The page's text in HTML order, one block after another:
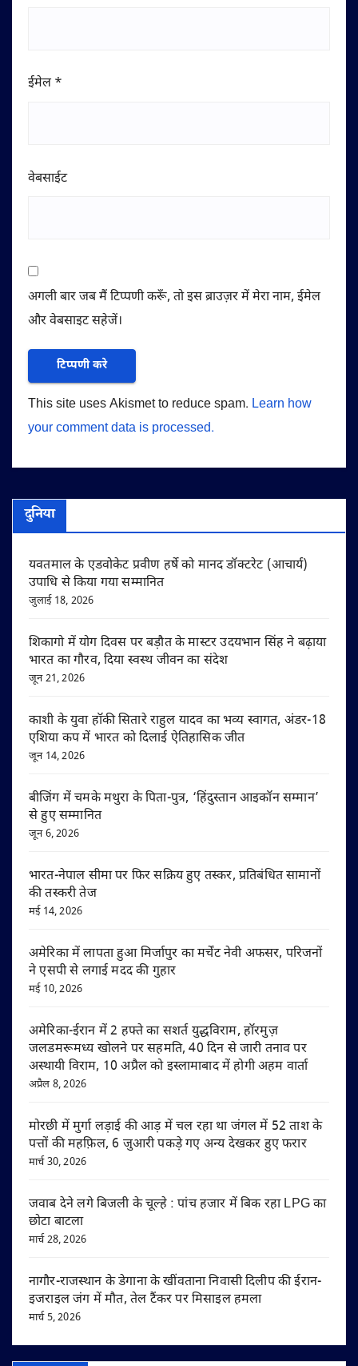
ईमेल *
वेबसाईट
अगली बार जब मैं टिप्पणी करूँ, तो इस ब्राउज़र में मेरा नाम, ईमेल
और वेबसाइट सहेजें।
This site uses Akismet to reduce spam. Learn how
your comment data is processed.
दुनिया
यवतमाल के एडवोकेट प्रवीण हर्षे को मानद डॉक्टरेट (आचार्य)
उपाधि से किया गया सम्मानित
जुलाई 18, 2026
शिकागो में योग दिवस पर बड़ौत के मास्टर उदयभान सिंह ने बढ़ाया
भारत का गौरव, दिया स्वस्थ जीवन का संदेश
जून 21, 2026
काशी के युवा हॉकी सितारे राहुल यादव का भव्य स्वागत, अंडर-18
एशिया कप में भारत को दिलाई ऐतिहासिक जीत
जून 14, 2026
बीजिंग में चमके मथुरा के पिता-पुत्र, ‘हिंदुस्तान आइकॉन सम्मान’
से हुए सम्मानित
जून 6, 2026
भारत-नेपाल सीमा पर फिर सक्रिय हुए तस्कर, प्रतिबंधित सामानों
की तस्करी तेज
मई 14, 2026
अमेरिका में लापता हुआ मिर्जापुर का मर्चेंट नेवी अफसर, परिजनों
ने एसपी से लगाई मदद की गुहार
मई 10, 2026
अमेरिका-ईरान में 2 हफ्ते का सशर्त युद्धविराम, हॉरमुज़
जलडमरूमध्य खोलने पर सहमति, 40 दिन से जारी तनाव पर
अस्थायी विराम, 10 अप्रैल को इस्लामाबाद में होगी अहम वार्ता
अप्रैल 8, 2026
मोरछी में मुर्गा लड़ाई की आड़ में चल रहा था जंगल में 52 ताश के
पत्तों की महफ़िल, 6 जुआरी पकड़े गए अन्य देखकर हुए फरार
मार्च 30, 2026
जवाब देने लगे बिजली के चूल्हे : पांच हजार में बिक रहा LPG का
छोटा बाटला
मार्च 28, 2026
नागौर-राजस्थान के डेगाना के खींवताना निवासी दिलीप की ईरान-
इजराइल जंग में मौत, तेल टैंकर पर मिसाइल हमला
मार्च 5, 2026